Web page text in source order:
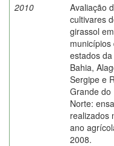
2010
Avaliação
cultivares
girassol em
municípios
estados da
Bahia,
Sergipe e
Grande do
Norte:
realizados
ano
2008.